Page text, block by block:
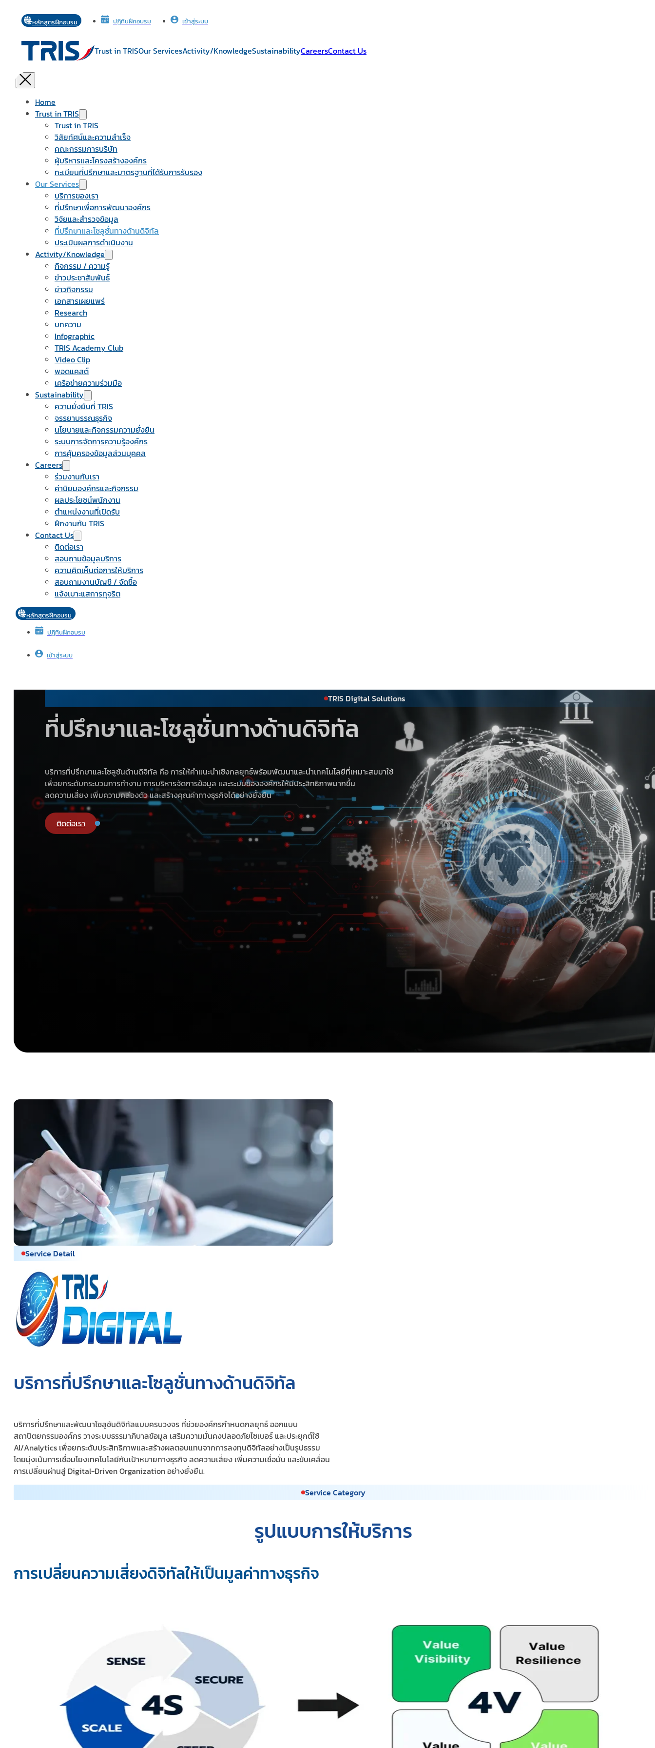
หลักสูตรฝึกอบรม ปฎิทินฝึกอบรม เข้าสู่ระบบ
Trust in TRISOur ServicesActivity/KnowledgeSustainabilityCareersContact Us
Home
Trust in TRIS
Trust in TRIS
วิสัยทัศน์และความสำเร็จ
คณะกรรมการบริษัท
ผู้บริหารและโครงสร้างองค์กร
ทะเบียนที่ปรึกษาและมาตรฐานที่ได้รับการรับรอง
Our Services
บริการของเรา
ที่ปรึกษาเพื่อการพัฒนาองค์กร
วิจัยและสำรวจข้อมูล
ที่ปรึกษาและโซลูชั่นทางด้านดิจิทัล
ประเมินผลการดำเนินงาน
Activity/Knowledge
กิจกรรม / ความรู้
ข่าวประชาสัมพันธ์
ข่าวกิจกรรม
เอกสารเผยแพร่
Research
บทความ
Infographic
TRIS Academy Club
Video Clip
พอดแคสต์
เครือข่ายความร่วมมือ
Sustainability
ความยั่งยืนที่ TRIS
จรรยาบรรณธุรกิจ
นโยบายและกิจกรรมความยั่งยืน
ระบบการจัดการความรู้องค์กร
การคุ้มครองข้อมูลส่วนบุคคล
Careers
ร่วมงานกับเรา
ค่านิยมองค์กรและกิจกรรม
ผลประโยชน์พนักงาน
ตำแหน่งงานที่เปิดรับ
ฝึกงานกับ TRIS
Contact Us
ติดต่อเรา
สอบถามข้อมูลบริการ
ความคิดเห็นต่อการให้บริการ
สอบถามงานบัญชี / จัดซื้อ
แจ้งเบาะแสการทุจริต
หลักสูตรฝึกอบรม
ปฎิทินฝึกอบรม
เข้าสู่ระบบ
TRIS Digital Solutions
ที่ปรึกษาและโซลูชั่นทางด้านดิจิทัล
บริการที่ปรึกษาและโซลูชันด้านดิจิทัล คือ การให้คำแนะนำเชิงกลยุทธ์พร้อมพัฒนาและนำเทคโนโลยีที่เหมาะสมมาใช้
เพื่อยกระดับกระบวนการทำงาน การบริหารจัดการข้อมูล และระบบขององค์กรให้มีประสิทธิภาพมากขึ้น
ลดความเสี่ยง เพิ่มความคล่องตัว และสร้างคุณค่าทางธุรกิจได้อย่างยั้งยืน
ติดต่อเรา
Service Detail
บริการที่ปรึกษาและโซลูชั่นทางด้านดิจิทัล
บริการที่ปรึกษาและพัฒนาโซลูชันดิจิทัลแบบครบวงจร ที่ช่วยองค์กรกำหนดกลยุทธ์ ออกแบบ
สถาปัตยกรรมองค์กร วางระบบธรรมาภิบาลข้อมูล เสริมความมั่นคงปลอดภัยไซเบอร์ และประยุกต์ใช้
Al/Analytics เพื่อยกระดับประสิทธิภาพและสร้างผลตอบแทนจากการลงทุนดิจิทัลอย่างเป็นรูปธรรม
โดยมุ่งเน้นการเชื่อมโยงเทคโนโลยีกับเป้าหมายทางธุรกิจ ลดความเสี่ยง เพิ่มความเชื่อมั่น และขับเคลื่อน
การเปลี่ยนผ่านสู่ Digital-Driven Organization อย่างยั่งยืน.
Service Category
รูปแบบการให้บริการ
การเปลี่ยนความเสี่ยงดิจิทัลให้เป็นมูลค่าทางธุรกิจ